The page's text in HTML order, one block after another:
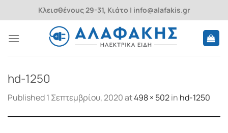
to
Κλεισθένους 29-31, Κιάτο | info@alafakis.gr
hd-1250
Published1 Σεπτεμβρίου, 2020at498 × 502in hd-1250